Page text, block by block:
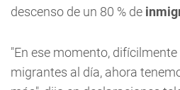
descenso de un 80 % de
"En ese momento,
migrantes al día, ahora